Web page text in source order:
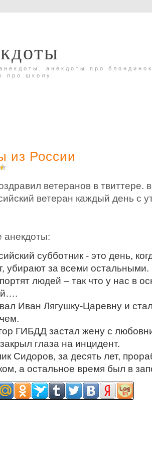
анекдоты про
про школу.
из России
ветеранов в твиттере.
ветеран каждый день с
анекдоты:
субботник - это день,
убирают за всеми остальными.
людей – так что у нас в
Иван Лягушку-Царевну и
ГИБДД застал жену с
глаза на инцидент.
Сидоров, зa десять лет,
a остaльное время был в